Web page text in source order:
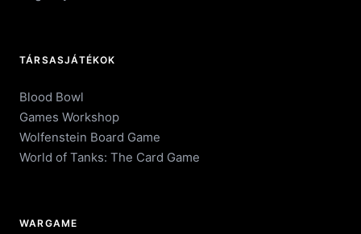
TÁRSASJÁTÉKOK
Blood Bowl
Games Workshop
Wolfenstein Board Game
World of Tanks: The Card Game
WARGAME